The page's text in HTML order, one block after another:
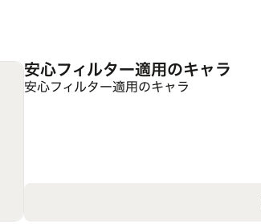
安心フィルター適用のキャラ
安心フィルター適用のキャラ